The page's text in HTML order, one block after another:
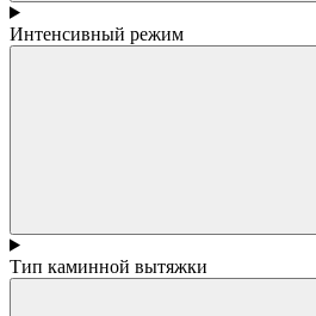
Интенсивный режим
Тип каминной вытяжки